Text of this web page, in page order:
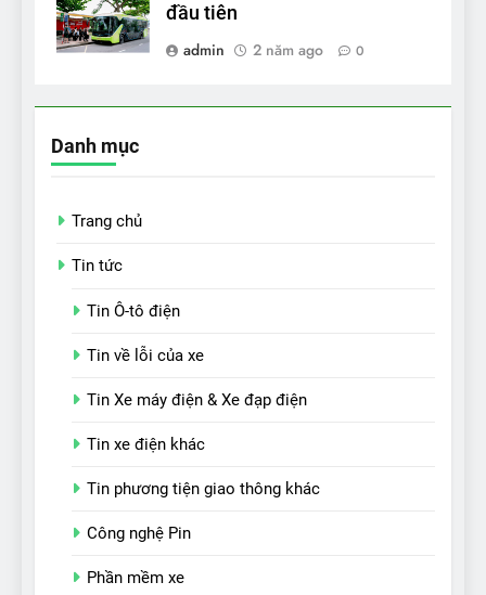
đầu tiên
admin
2 năm ago 0
Danh mục
Trang chủ
Tin tức
Tin Ô-tô điện
Tin về lỗi của xe
Tin Xe máy điện & Xe đạp điện
Tin xe điện khác
Tin phương tiện giao thông khác
Công nghệ Pin
Phần mềm xe